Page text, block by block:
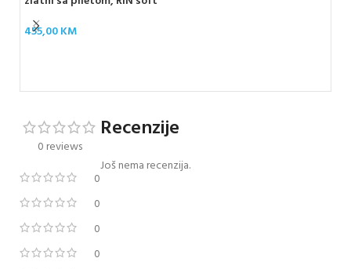
455,00KM
0 reviews
0
0
0
0
Recenzije
Još nema recenzija.